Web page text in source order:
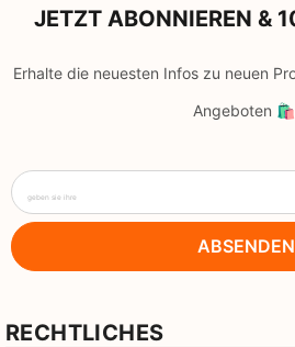
JETZT ABONNIEREN &
Erhalte die neuesten Infos zu neuen
Angeboten
geben sie ihre
ABSENDEN
RECHTLICHES